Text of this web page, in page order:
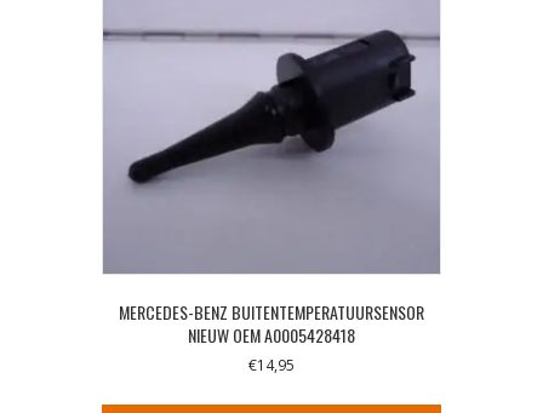
MERCEDES-BENZ BUITENTEMPERATUURSENSOR
NIEUW OEM A0005428418
€14,95